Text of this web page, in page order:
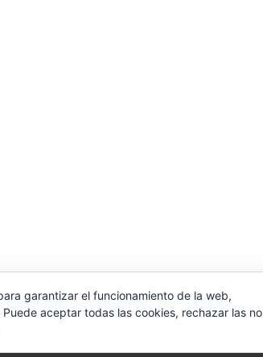
garantizar el funcionamiento de la web,
aceptar todas las cookies, rechazar las no